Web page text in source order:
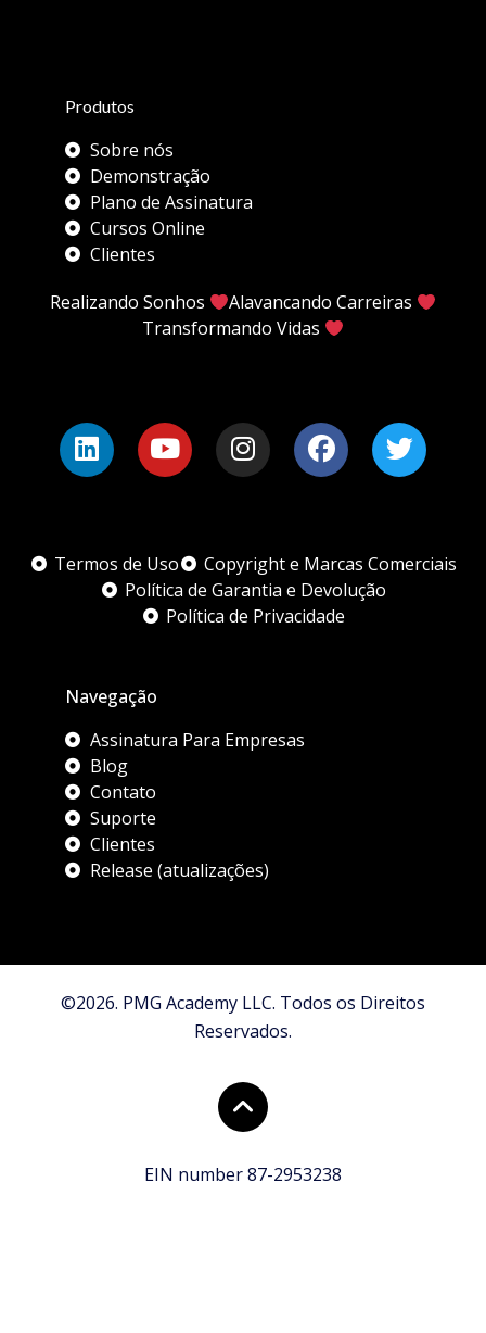
Produtos
Sobre nós
Demonstração
Plano de Assinatura
Cursos Online
Clientes
Realizando Sonhos
Alavancando Carreiras
Transformando Vidas
Termos de Uso
Copyright e Marcas Comerciais
Política de Garantia e Devolução
Política de Privacidade
Navegação
Assinatura Para Empresas
Blog
Contato
Suporte
Clientes
Release (atualizações)
©2026. PMG Academy LLC. Todos os Direitos
Reservados.
EIN number 87-2953238